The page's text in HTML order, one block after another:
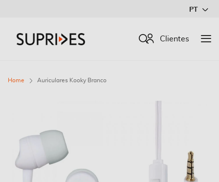
Conteúdo
PT
Procurar
Clientes
Home Auriculares Kooky Branco
final
Galeria